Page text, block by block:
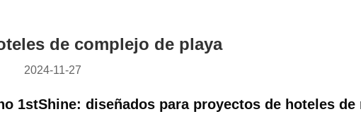
de complejo de playa
2024-11-27
1stShine: diseñados para proyectos de hoteles de